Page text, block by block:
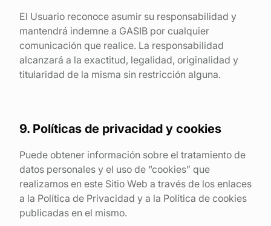
El Usuario reconoce asumir su responsabilidad y
mantendrá indemne a GASIB por cualquier
comunicación que realice. La responsabilidad
alcanzará a la exactitud, legalidad, originalidad y
titularidad de la misma sin restricción alguna.
9. Políticas de privacidad y cookies
Puede obtener información sobre el tratamiento de
datos personales y el uso de “cookies” que
realizamos en este Sitio Web a través de los enlaces
a la Política de Privacidad y a la Política de cookies
publicadas en el mismo.